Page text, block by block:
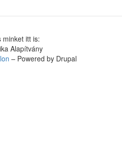
minket itt is:
Alapítvány
– Powered by Drupal